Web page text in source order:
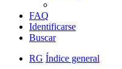
FAQ
Identificarse
Buscar
RG Índice general